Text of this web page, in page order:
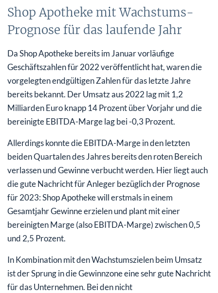
Shop Apotheke mit Wachstums-
Prognose für das laufende Jahr
Da Shop Apotheke bereits im Januar vorläufige
Geschäftszahlen für 2022 veröffentlicht hat, waren die
vorgelegten endgültigen Zahlen für das letzte Jahre
bereits bekannt. Der Umsatz aus 2022 lag mit 1,2
Milliarden Euro knapp 14 Prozent über Vorjahr und die
bereinigte EBITDA-Marge lag bei -0,3 Prozent.
Allerdings konnte die EBITDA-Marge in den letzten
beiden Quartalen des Jahres bereits den roten Bereich
verlassen und Gewinne verbucht werden. Hier liegt auch
die gute Nachricht für Anleger bezüglich der Prognose
für 2023: Shop Apotheke will erstmals in einem
Gesamtjahr Gewinne erzielen und plant mit einer
bereinigten Marge (also EBITDA-Marge) zwischen 0,5
und 2,5 Prozent.
In Kombination mit den Wachstumszielen beim Umsatz
ist der Sprung in die Gewinnzone eine sehr gute Nachricht
für das Unternehmen. Bei den nicht